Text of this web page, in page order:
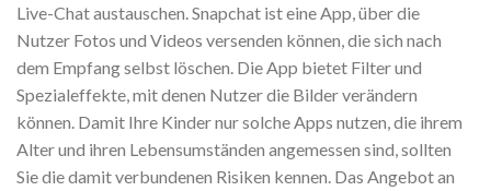
Live-Chat austauschen. Snapchat ist eine App, über die
Nutzer Fotos und Videos versenden können, die sich nach
dem Empfang selbst löschen. Die App bietet Filter und
Spezialeffekte, mit denen Nutzer die Bilder verändern
können. Damit Ihre Kinder nur solche Apps nutzen, die ihrem
Alter und ihren Lebensumständen angemessen sind, sollten
Sie die damit verbundenen Risiken kennen. Das Angebot an